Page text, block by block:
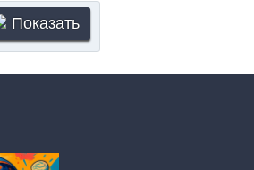
Показать